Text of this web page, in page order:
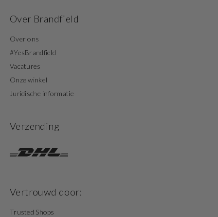
Over Brandfield
Over ons
#YesBrandfield
Vacatures
Onze winkel
Juridische informatie
Verzending
Vertrouwd door:
Trusted Shops